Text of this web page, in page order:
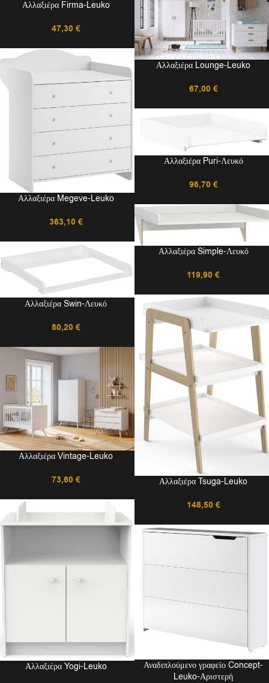
Αλλαξιέρα Firma-Leuko
47,30 €
Αλλαξιέρα Lounge-Leuko
67,00 €
Αλλαξιέρα Megeve-Leuko
363,10 €
Αλλαξιέρα Puri-Λευκό
96,70 €
Αλλαξιέρα Simple-Λευκό
119,90 €
Αλλαξιέρα Swin-Λευκό
80,20 €
Αλλαξιέρα Tsuga-Leuko
148,50 €
Αλλαξιέρα Vintage-Leuko
73,60 €
Αλλαξιέρα Yogi-Leuko
Αναδιπλούμενο γραφείο Concept-
Leuko-Αριστερή